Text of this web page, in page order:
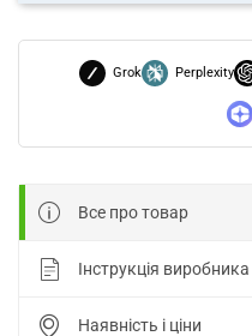
Grok Perplexity
Все про товар
Інструкція виробника
Наявність і ціни